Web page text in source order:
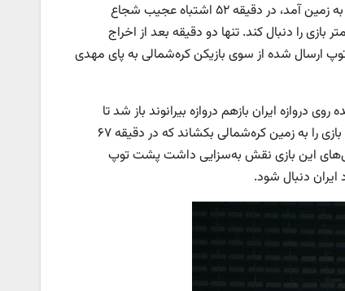
در نیمه دوم، کره‌شمالی که دیگر چیزی برای از دست دادن نداشت با تفکرات هجومی به زمین آمد،‌ در دقیقه ۵۲ اشتباه عجیب شجاع‌
بازی را دنبال کند. تنها دو دقیقه بعد از اخراج
ارسال شده از سوی بازیکن کره‌شمالی به پای مهدی
دقیقه بعد روی توپ ارسال شده روی دروازه ایران بازهم دروازه بیرانوند باز شد تا
این‌بار کیم، نام خود را در بین گلزنان بازی ثبت کند. بعد از این گل تیم ایران سعی کرد بازی را به زمین کره‌شمالی بکشاند که در دقیقه ۶۷
گل‌های این بازی نقش به‌سزایی داشت پشت توپ